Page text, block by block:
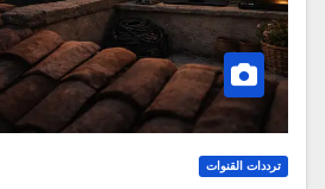
ترددات القنوات